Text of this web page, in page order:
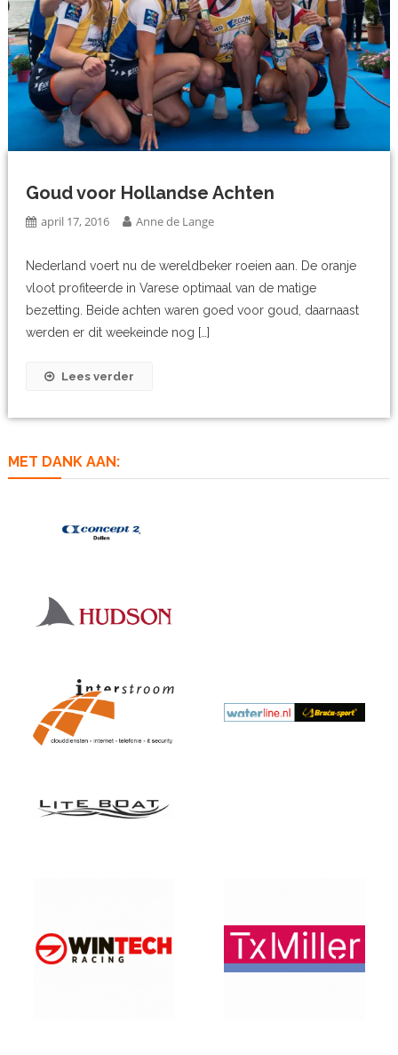
Goud voor Hollandse Achten
april 17, 2016 Anne de Lange
Nederland voert nu de wereldbeker roeien aan. De oranje
vloot profiteerde in Varese optimaal van de matige
bezetting. Beide achten waren goed voor goud, daarnaast
werden er dit weekeinde nog […]
Lees verder
MET DANK AAN: